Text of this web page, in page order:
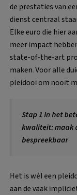
de prestaties van
dienst centraal
Elke euro die hier
meer impact
state-of-the-art
maken. Voor alle
pleidooi om nooit
Stap 1 in het
kwaliteit: maak
bespreekbaar
Het is wél een
aan de vaak